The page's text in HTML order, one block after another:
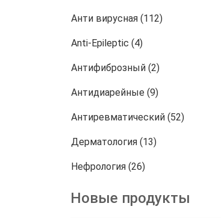
Анти вирусная (112)
Anti-Epileptic (4)
Антифиброзный (2)
Антидиарейные (9)
Антиревматический (52)
Дерматология (13)
Нефрология (26)
онкология (772)
Новые продукты